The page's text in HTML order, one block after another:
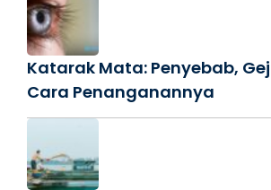
Katarak Mata: Penyebab,
Cara Penanganannya